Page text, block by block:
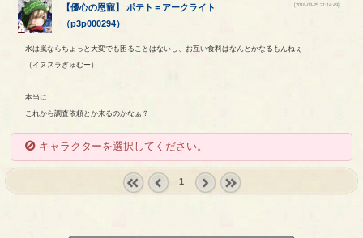
【優心の恩寵】 ポテト ＝ アークライト
（p3p000294）
[2018-03-25 21:14:49]
水は嵐ならちょっと大変でも困ることはないし、お互い食料はなんとかなるもんねぇ
（イヌスラぎゅむー）
本当に
これから調査依頼とか来るのかなぁ？
キャラクターを選択してください。
1